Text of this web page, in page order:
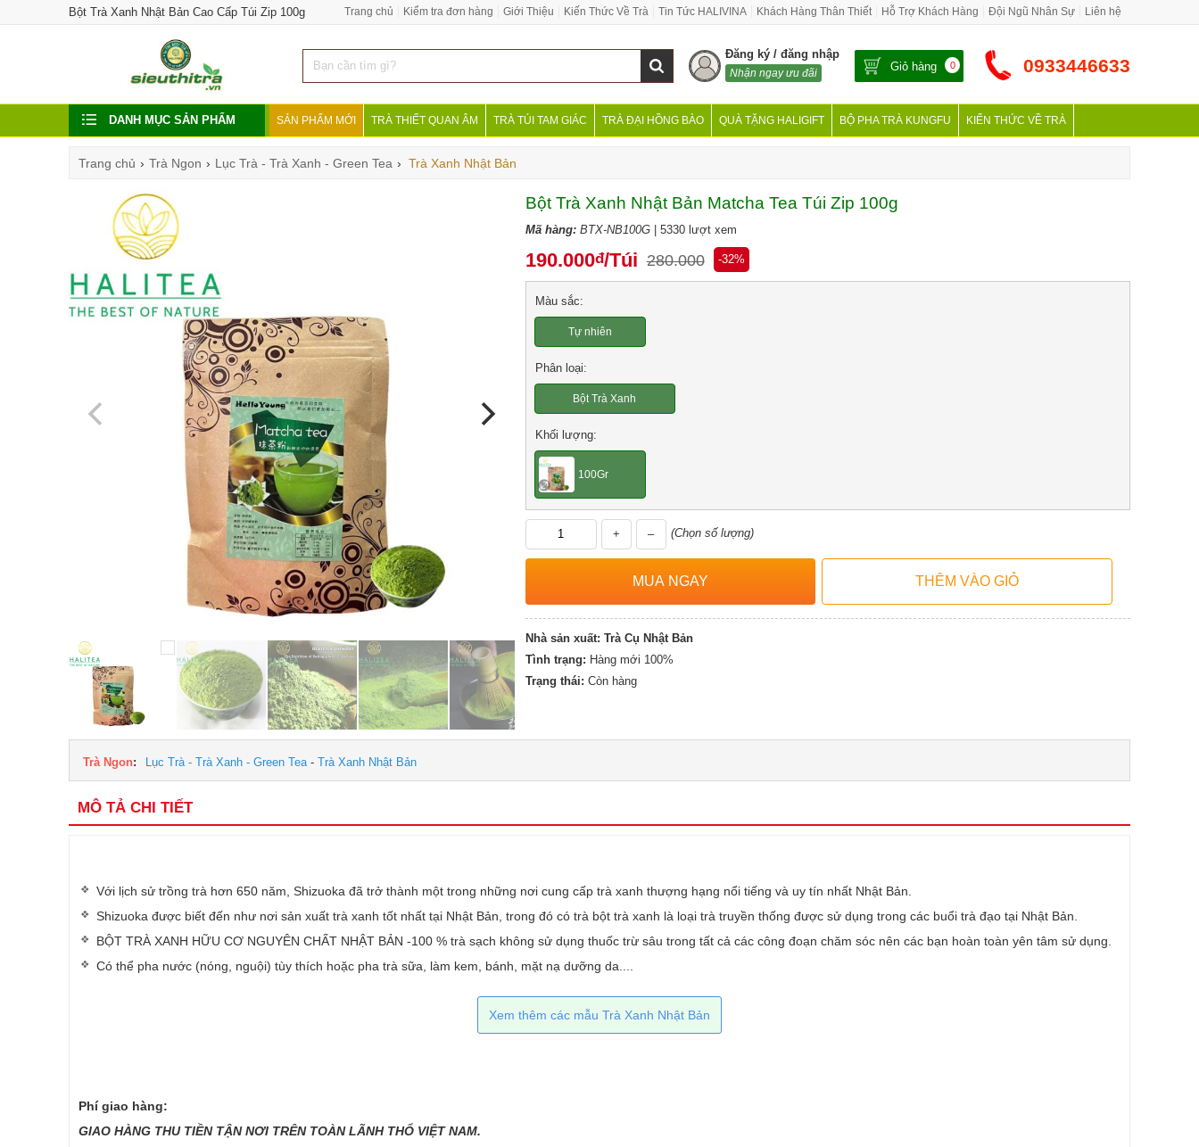
Bột Trà Xanh Nhật Bản Cao Cấp Túi Zip 100g Trang chủ Kiểm tra đơn hàng Giới Thiệu Kiến Thức Về Trà Tin Tức HALIVINA Khách Hàng Thân Thiết Hỗ Trợ Khách Hàng Đội Ngũ Nhân Sự Liên hệ
Đăng ký / đăng nhập
Nhận ngay ưu đãi Giỏ hàng 0 0933446633
DANH MỤC SẢN PHẨM SẢN PHẨM MỚI TRÀ THIẾT QUAN ÂM TRÀ TÚI TAM GIÁC TRÀ ĐẠI HỒNG BÀO QUÀ TẶNG HALIGIFT BỘ PHA TRÀ KUNGFU KIẾN THỨC VỀ TRÀ
Trang chủ › Trà Ngon › Lục Trà - Trà Xanh - Green Tea › Trà Xanh Nhật Bản
Bột Trà Xanh Nhật Bản Matcha Tea Túi Zip 100g
Mã hàng: BTX-NB100G| 5330 lượt xem
190.000đ/Túi 280.000 -32%
Màu sắc:
Tự nhiên
Phân loại:
Bột Trà Xanh
Khối lượng:
100Gr
+ – (Chọn số lượng)
Nhà sản xuất: Trà Cụ Nhật Bản
Tình trạng: Hàng mới 100%
Trạng thái: Còn hàng
Trà Ngon: Lục Trà - Trà Xanh - Green Tea - Trà Xanh Nhật Bản
MÔ TẢ CHI TIẾT
Với lịch sử trồng trà hơn 650 năm, Shizuoka đã trở thành một trong những nơi cung cấp trà xanh thượng hạng nổi tiếng và uy tín nhất Nhật Bản.
Shizuoka được biết đến như nơi sản xuất trà xanh tốt nhất tại Nhật Bản, trong đó có trà bột trà xanh là loại trà truyền thống được sử dụng trong các buổi trà đạo tại Nhật Bản.
BỘT TRÀ XANH HỮU CƠ NGUYÊN CHẤT NHẬT BẢN -100 % trà sạch không sử dụng thuốc trừ sâu trong tất cả các công đoạn chăm sóc nên các bạn hoàn toàn yên tâm sử dụng.
Có thể pha nước (nóng, nguội) tùy thích hoặc pha trà sữa, làm kem, bánh, mặt nạ dưỡng da....
Xem thêm các mẫu Trà Xanh Nhật Bản
Phí giao hàng:
GIAO HÀNG THU TIỀN TẬN NƠI TRÊN TOÀN LÃNH THỔ VIỆT NAM.​​